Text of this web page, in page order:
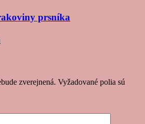
prsníka
zverejnená. Vyžadované polia sú